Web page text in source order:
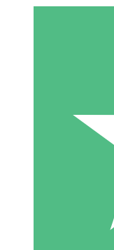
Packs
Payez à l'utilisation